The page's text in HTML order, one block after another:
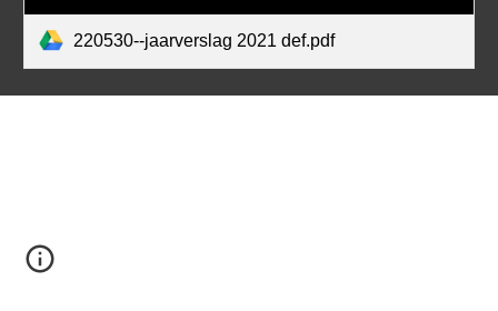
220530--jaarverslag 2021 def.pdf